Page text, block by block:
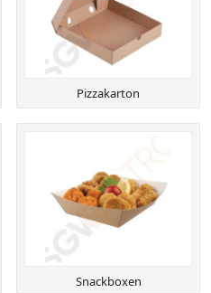
Pizzakarton
Snackboxen